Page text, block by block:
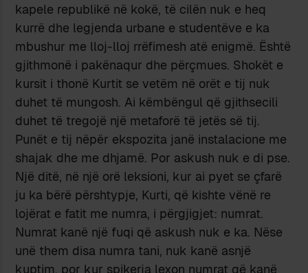
kapele republikë në kokë, të cilën nuk e heq
kurrë dhe legjenda urbane e studentëve e ka
mbushur me lloj-lloj rrëfimesh atë enigmë. Është
gjithmonë i pakënaqur dhe përçmues. Shokët e
kursit i thonë Kurtit se vetëm në orët e tij nuk
duhet të mungosh. Ai këmbëngul që gjithsecili
duhet të tregojë një metaforë të jetës së tij.
Punët e tij nëpër ekspozita janë instalacione me
shajak dhe me dhjamë. Por askush nuk e di pse.
Një ditë, në një orë leksioni, kur ai pyet se çfarë
ju ka bërë përshtypje, Kurti, që kishte vënë re
lojërat e fatit me numra, i përgjigjet: numrat.
Numrat kanë një fuqi që askush nuk e ka. Nëse
unë them disa numra tani, nuk kanë asnjë
kuptim, por kur spikerja lexon numrat që kanë